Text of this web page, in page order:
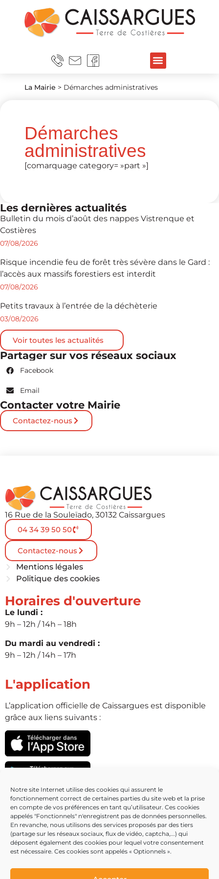
Notre site Internet utilise des cookies qui assurent le
fonctionnement correct de certaines parties du site web et la prise
en compte de vos préférences en tant qu’utilisateur. Ces cookies
appelés "Fonctionnels" n'enregistrent pas de données personnelles.
En revanche, nous utilisons des services proposés par des tiers
(partage sur les réseaux sociaux, flux de vidéo, captcha,...) qui
déposent également des cookies pour lequel votre consentement
est nécessaire. Ces cookies sont appelés « Optionnels ».
La Mairie > Démarches administratives
Démarches
administratives
[comarquage category= »part »]
Les dernières actualités
Bulletin du mois d’août des nappes Vistrenque et
Costières
07/08/2026
Risque incendie feu de forêt très sévère dans le Gard :
l’accès aux massifs forestiers est interdit
07/08/2026
Petits travaux à l’entrée de la déchèterie
03/08/2026
Voir toutes les actualités
Partager sur vos réseaux sociaux
Facebook
Email
Contacter votre Mairie
Contactez-nous
16 Rue de la Souleïado, 30132 Caissargues
04 34 39 50 50
Contactez-nous
Mentions légales
Politique des cookies
Horaires d'ouverture
Le lundi :
9h – 12h / 14h – 18h
Du mardi au vendredi :
9h – 12h / 14h – 17h
L'application
L’application officielle de Caissargues est disponible
grâce aux liens suivants :
Partenaires